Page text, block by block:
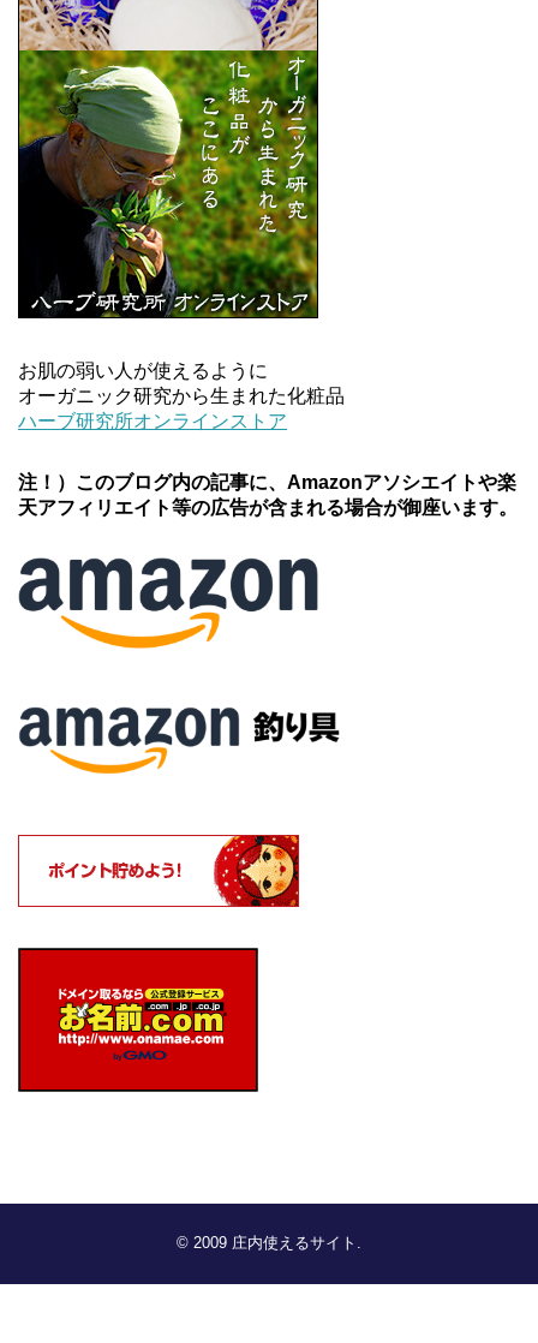
お肌の弱い人が使えるように
オーガニック研究から生まれた化粧品
ハーブ研究所オンラインストア
注！）このブログ内の記事に、Amazonアソシエイトや楽
天アフィリエイト等の広告が含まれる場合が御座います。
© 2009 庄内使えるサイト .